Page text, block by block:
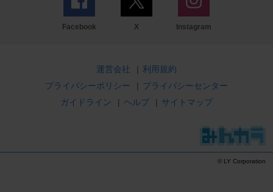
Facebook X Instagram
運営会社 | 利用規約
プライバシーポリシー
| プライバシーセンター
ガイドライン
| ヘルプ | サイトマップ
© LY Corporation